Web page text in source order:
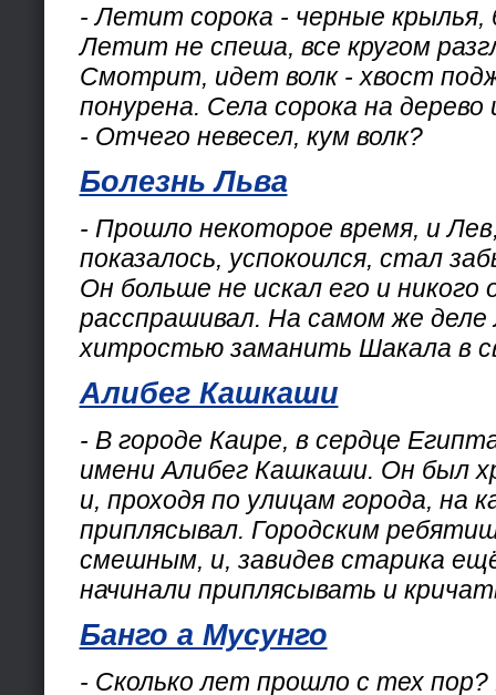
- Летит сорока - черные крылья,
Летит не спеша, все кругом
Смотрит, идет волк - хвост
понурена. Села сорока на
- Отчего невесел, кум волк?
Болезнь Льва
- Прошло некоторое время, и
показалось, успокоился, стал
Он больше не искал его и никого
расспрашивал. На самом же
хитростью заманить Шакала в
Алибег Кашкаши
- В городе Каире, в сердце
имени Алибег Кашкаши. Он был
и, проходя по улицам города, на
приплясывал. Городским
смешным, и, завидев старика
начинали приплясывать и
Банго а Мусунго
- Сколько лет прошло с тех